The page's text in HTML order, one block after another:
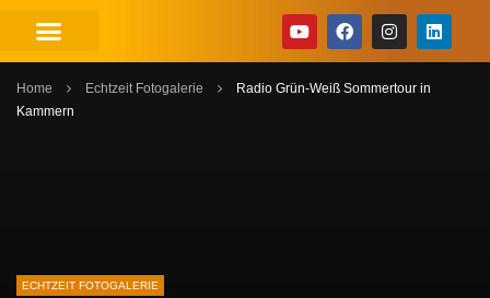
Home Echtzeit Fotogalerie
Radio Grün-Weiß Sommertour in
Kammern
ECHTZEIT FOTOGALERIE